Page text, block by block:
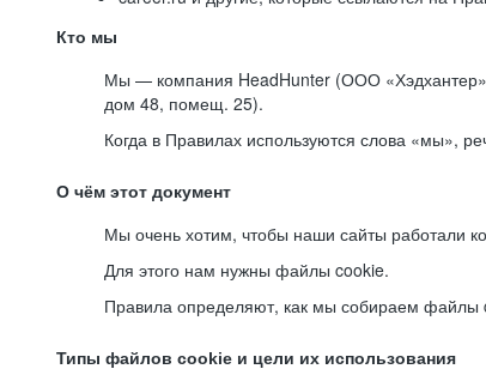
Кто мы
Мы — компания HeadHunter (ООО «Хэдхантер»,
дом 48, помещ. 25).
Когда в Правилах используются слова «мы»,
О чём этот документ
Мы очень хотим, чтобы наши сайты работали
Для этого нам нужны файлы cookie.
Правила определяют, как мы собираем файлы
Типы файлов cookie и цели их использования